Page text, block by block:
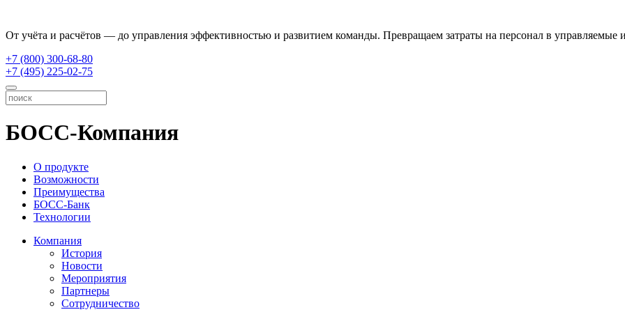
От учёта и расчётов — до управления эффективностью и развитием команды. Превращаем затраты на персонал в управляемые
+7 (800) 300-68-80
+7 (495) 225-02-75
БОСС-Компания
О продукте
Возможности
Преимущества
БОСС-Банк
Технологии
Компания
История
Новости
Мероприятия
Партнеры
Сотрудничество